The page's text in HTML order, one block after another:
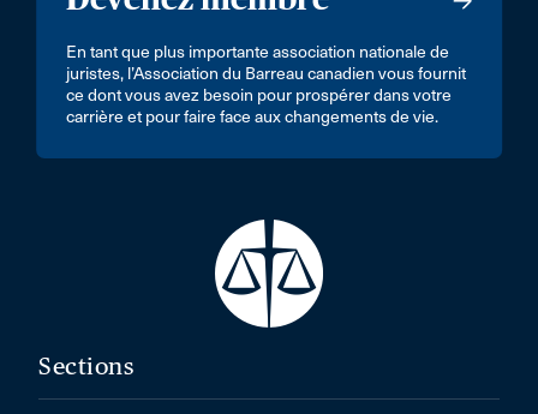
En tant que plus importante association nationale de
juristes, l’Association du Barreau canadien vous fournit
ce dont vous avez besoin pour prospérer dans votre
carrière et pour faire face aux changements de vie.
Sections